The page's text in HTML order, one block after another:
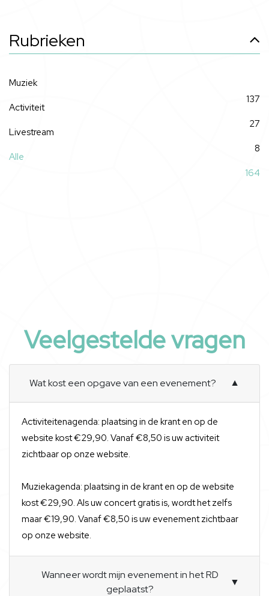
Rubrieken
Muziek
137
Activiteit
27
Livestream
8
Alle
164
Veelgestelde vragen
Wat kost een opgave van een evenement? ▼
Activiteitenagenda: plaatsing in de krant en op de
website kost €29,90. Vanaf €8,50 is uw activiteit
zichtbaar op onze website.
Muziekagenda: plaatsing in de krant en op de website
kost €29,90. Als uw concert gratis is, wordt het zelfs
maar €19,90. Vanaf €8,50 is uw evenement zichtbaar
op onze website.
Wanneer wordt mijn evenement in het RD
geplaatst?
▼